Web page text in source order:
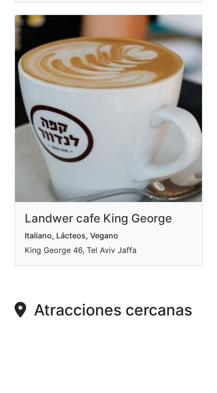
Landwer cafe King George
Italiano, Lácteos, Vegano
King George 46, Tel Aviv Jaffa
Atracciones cercanas